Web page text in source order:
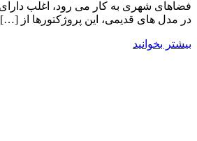
در مدل ‌های قدیمی، این پروژکتورها از […]
بیشتر بخوانید